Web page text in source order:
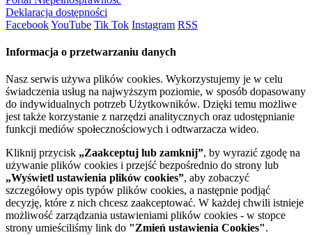
Deklaracja dostępności
FacebookYouTube Tik Tok Instagram RSS
Informacja o przetwarzaniu danych
Nasz serwis używa plików cookies. Wykorzystujemy je w celu
świadczenia usług na najwyższym poziomie, w sposób dopasowany
do indywidualnych potrzeb Użytkowników. Dzięki temu możliwe
jest także korzystanie z narzędzi analitycznych oraz udostępnianie
funkcji mediów społecznościowych i odtwarzacza wideo.
Kliknij przycisk „Zaakceptuj lub zamknij”, by wyrazić zgodę na
używanie plików cookies i przejść bezpośrednio do strony lub
„Wyświetl ustawienia plików cookies”, aby zobaczyć
szczegółowy opis typów plików cookies, a następnie podjąć
decyzję, które z nich chcesz zaakceptować. W każdej chwili istnieje
możliwość zarządzania ustawieniami plików cookies - w stopce
strony umieściliśmy link do "Zmień ustawienia Cookies".